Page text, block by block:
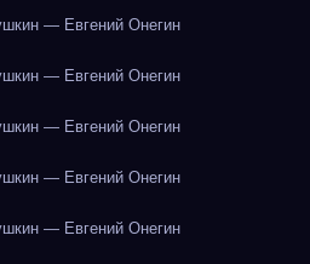
— Евгений Онегин
— Евгений Онегин
— Евгений Онегин
— Евгений Онегин
— Евгений Онегин